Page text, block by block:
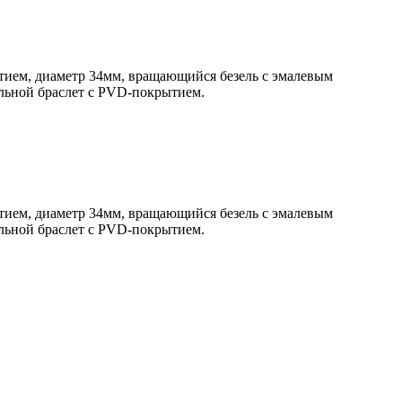
диаметр 34мм, вращающийся безель с эмалевым
браслет с PVD-покрытием.
диаметр 34мм, вращающийся безель с эмалевым
браслет с PVD-покрытием.